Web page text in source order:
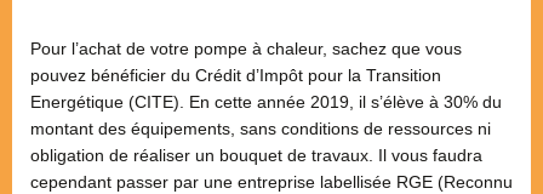
Pour l’achat de votre pompe à chaleur, sachez que vous
pouvez bénéficier du Crédit d’Impôt pour la Transition
Energétique (CITE). En cette année 2019, il s’élève à 30% du
montant des équipements, sans conditions de ressources ni
obligation de réaliser un bouquet de travaux. Il vous faudra
cependant passer par une entreprise labellisée RGE (Reconnu